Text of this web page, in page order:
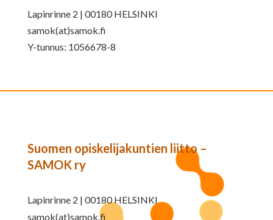
Lapinrinne 2 | 00180 HELSINKI
samok(at)samok.fi
Y-tunnus: 1056678-8
Suomen opiskelijakuntien liitto –
SAMOK ry
Lapinrinne 2 | 00180 HELSINKI
samok(at)samok.fi